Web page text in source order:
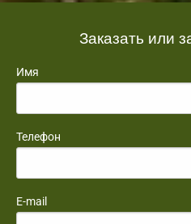
Заказать или
Имя
Телефон
E-mail